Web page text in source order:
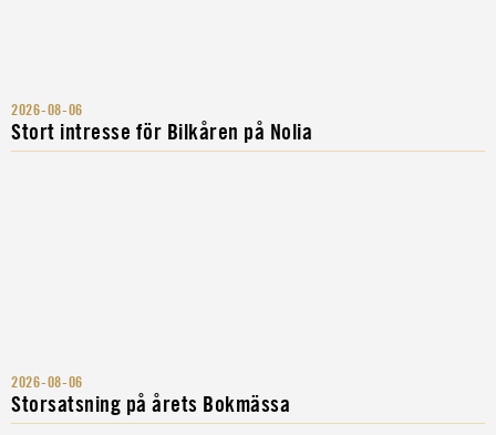
2026-08-06
Stort intresse för Bilkåren på Nolia
2026-08-06
Storsatsning på årets Bokmässa